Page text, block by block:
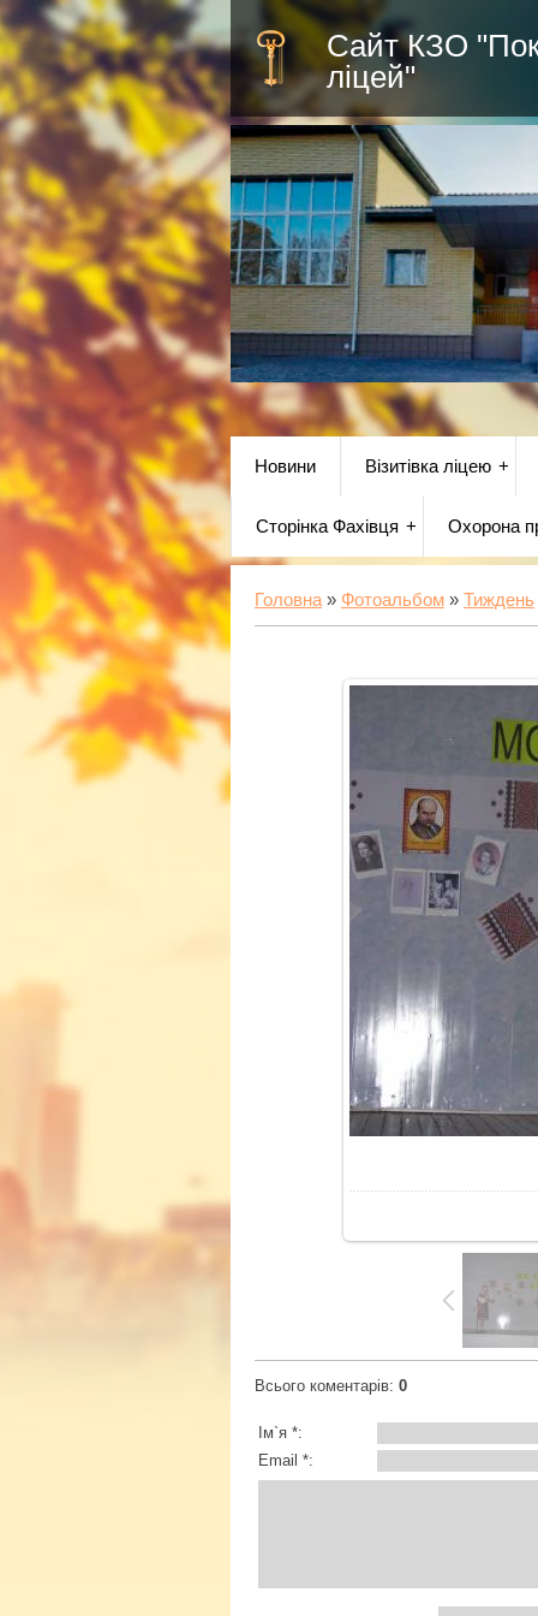
Сайт КЗО
ліцей"
Новини Візитівка ліцею
Сторінка Фахівця Охорона
Головна » Фотоальбом » Тиждень
Всього коментарів: 0
Ім`я *:
Email *: